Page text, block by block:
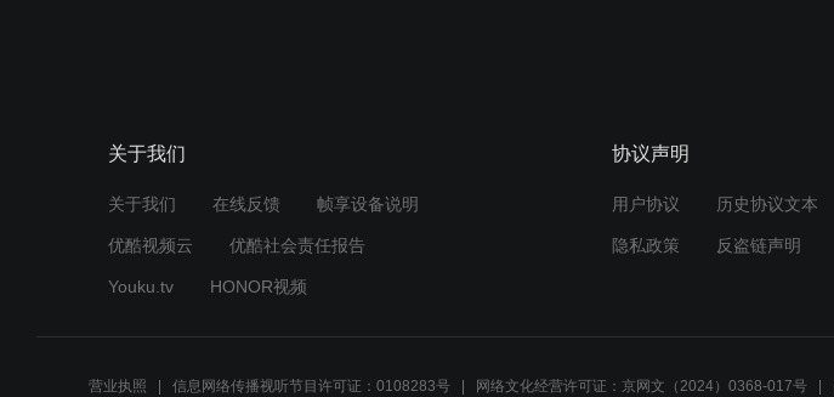
关于我们
关于我们 在线反馈 帧享设备说明
优酷视频云 优酷社会责任报告
Youku.tv HONOR视频
协议声明
用户协议 历史协议文本
隐私政策 反盗链声明
营业执照 信息网络传播视听节目许可证：0108283号 网络文化经营许可证：京网文（2024）0368-017号